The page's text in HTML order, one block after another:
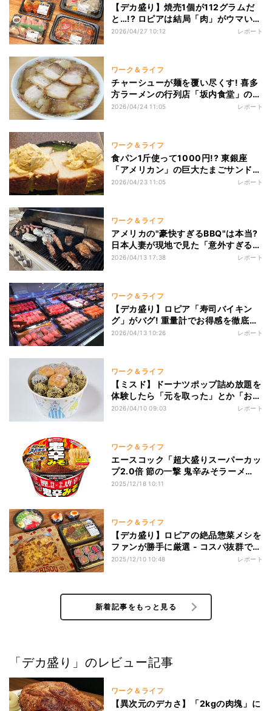
【デカ盛り】焼売1個が112グラムだ
と…!? ロピアは結局「肉」がウマい!
ファンが厳選した「激ウマ"肉系"惣
2026/04/27 10:12 レポート
ワーク＆ライフ
チャーシューが麺を覆い尽くす! 喜多
方ラーメンの行列店「坂内食堂」の肉
そばで“朝ラー文化”に納得
2026/04/24 11:05 レポート
ワーク＆ライフ
食パン1斤使って1000円!? 東銀座
「アメリカン」の巨大たまごサンドが
規格外すぎた…ジャスティン・ビーバ
2026/04/23 11:05 レポート
ワーク＆ライフ
アメリカの"豪快すぎるBBQ"は本当?
日本人妻が現地で見た「意外すぎる現
実」とは
2026/04/13 17:38 レポート
ワーク＆ライフ
【デカ盛り】ロピア「寿司バイキン
グ」がバグ! 重量計でお得感を徹底検
証してみた
2026/04/13 10:26 レポート
ワーク＆ライフ
【ミスド】ドーナツポップ詰め放題を
体験したら「元を取った」とか「お得
だった」とかではなく幸せになった
2026/04/10 09:03 レポート
ワーク＆ライフ
エースコック「超大盛りスーパーカッ
プ2.0倍 節の一撃 鬼辛みそラーメ
ン」発売 - 唐辛子の辛さ×鰹の旨み
2025/12/18 10:11
ワーク＆ライフ
【デカ盛り】ロピアの絶品惣菜メシを
ファンが勝手に厳選 - コスパ抜群で大
容量! "ほぼ具"の海鮮巻き、会えたら
2025/12/10 10:48 レポート
新着記事をもっと見る
「デカ盛り」のレビュー記事
ワーク＆ライフ
【異次元のデカさ】「2kgの肉塊」に